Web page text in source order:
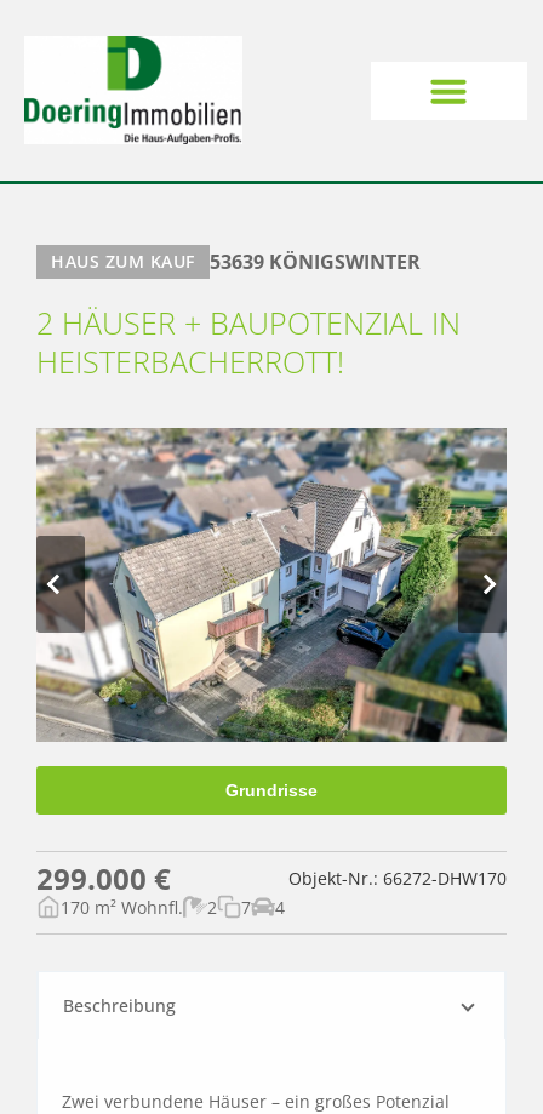
HAUS ZUM KAUF 53639 KÖNIGSWINTER
2 HÄUSER + BAUPOTENZIAL IN
HEISTERBACHERROTT!
Grundrisse
299.000 €
Objekt-Nr.: 66272-DHW170
170 m² Wohnfl.
2 7 4
Beschreibung
Zwei verbundene Häuser – ein großes Potenzial